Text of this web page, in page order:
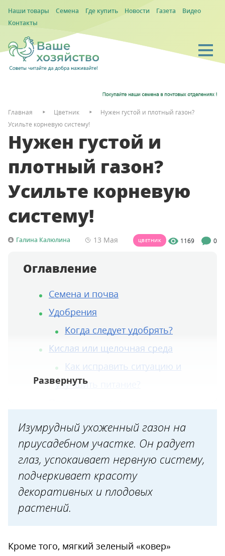
Наши товары Семена Где купить Новости Газета
Видео
Контакты
Главная Цветник
Нужен густой и плотный газон?
Усильте корневую систему!
Нужен густой и
плотный газон?
Усильте корневую
систему!
Галина Калюлина 13 Мая ЦВЕТНИК 1169 0
Оглавление
Семена и почва
Удобрения
Когда следует удобрять?
Кислая или щелочная среда
Как исправить ситуацию и
улучшить питание?
Схема применения
Умная стрижка
Изумрудный ухоженный газон на
приусадебном участке. Он радует
глаз, успокаивает нервную систему,
подчеркивает красоту
декоративных и плодовых
растений.
Кроме того, мягкий зеленый «ковер»